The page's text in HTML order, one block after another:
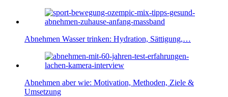
Abnehmen Wasser trinken: Hydration, Sättigung,…
Abnehmen aber wie: Motivation, Methoden, Ziele &
Umsetzung